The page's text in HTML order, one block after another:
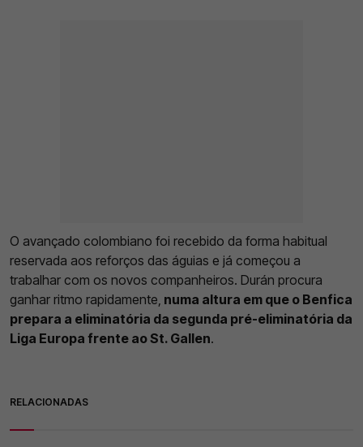
O avançado colombiano foi recebido da forma habitual
reservada aos reforços das águias e já começou a
trabalhar com os novos companheiros. Durán procura
ganhar ritmo rapidamente, numa altura em que o Benfica
prepara a eliminatória da segunda pré-eliminatória da
Liga Europa frente ao St. Gallen.
RELACIONADAS